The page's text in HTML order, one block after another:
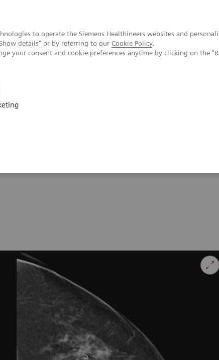
to operate the Siemens Healthineers websites and
details" or by referring to our Cookie Policy.
your consent and cookie preferences anytime by clicking on the
молочной